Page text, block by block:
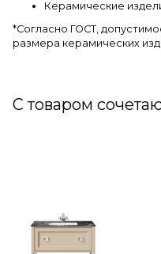
Керамические
*Cогласно ГОСТ,
размера керамических
С товаром